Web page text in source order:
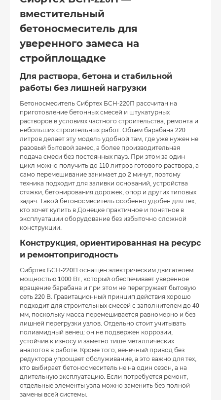
вместительный
бетоносмеситель для
уверенного замеса на
стройплощадке
Для раствора, бетона и стабильной
работы без лишней нагрузки
Бетоносмеситель Сибртех БСН-220П рассчитан на
приготовление бетонных смесей и штукатурных
растворов в условиях частного строительства, ремонта и
небольших строительных работ. Объём барабана 220
литров делает эту модель удобной там, где уже нужен не
разовый бытовой замес, а более производительная
подача смеси без постоянных пауз. При этом за один
цикл можно получить до 110 литров готового раствора, а
само перемешивание занимает до 2 минут, поэтому
техника подходит для заливки оснований, устройства
стяжки, бетонирования дорожек, опор и других типовых
задач. Такой бетоносмеситель особенно удобен для тех,
кто хочет купить в Донецке практичное и понятное в
эксплуатации оборудование без избыточно сложной
конструкции.
Конструкция, ориентированная на ресурс
и ремонтопригодность
Сибртех БСН-220П оснащён электрическим двигателем
мощностью 1000 Вт, который обеспечивает уверенное
вращение барабана и при этом не перегружает бытовую
сеть 220 В. Гравитационный принцип действия хорошо
подходит для строительных смесей с заполнителем до 40
мм, поскольку масса перемешивается равномерно и без
лишней перегрузки узлов. Отдельно стоит учитывать
полиамидный венец: он не подвержен коррозии,
устойчив к износу и заметно тише металлических
аналогов в работе. Кроме того, венечный привод без
редуктора упрощает обслуживание, а это важно для тех,
кто выбирает бетоносмеситель не на один сезон, а на
длительную эксплуатацию. Если потребуется ремонт,
отдельные элементы узла можно заменить без полной
замены всей системы.